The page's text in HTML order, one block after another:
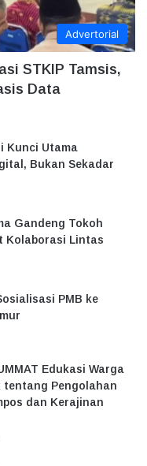
Advertorial
STKIP Tamsis,
Data
Kunci Utama
Bukan Sekadar
Gandeng Tokoh
Kolaborasi Lintas
PMB ke
Edukasi Warga
tentang Pengolahan
dan Kerajinan